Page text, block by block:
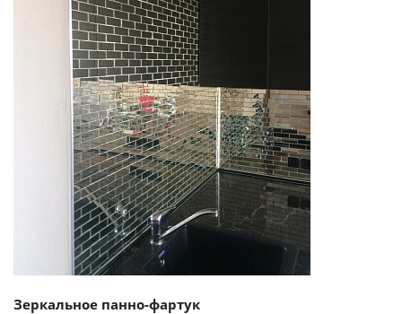
Смотреть проект
Зеркальное панно-фартук